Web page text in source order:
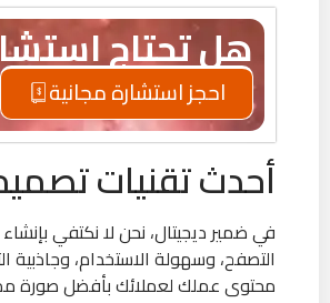
هل تحتاج
احجز استشارة مجانية
أحدث تقنيات
في ضمير ديجيتال، نحن لا نكتفي
التصفح، وسهولة الاستخدام،
محتوى عملك لعملائك بأفضل صورة